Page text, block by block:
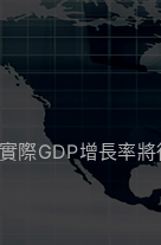
際GDP增長率